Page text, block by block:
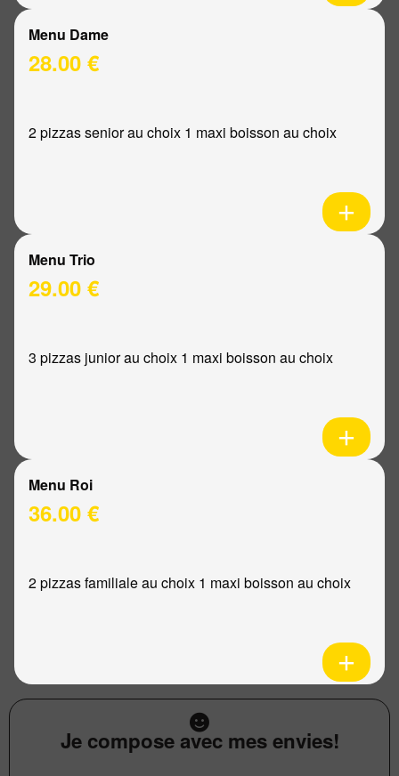
Menu Dame
28.00 €
2 pizzas senior au choix 1 maxi boisson au choix
Menu Trio
29.00 €
3 pizzas junior au choix 1 maxi boisson au choix
Menu Roi
36.00 €
2 pizzas familiale au choix 1 maxi boisson au choix
Je compose avec mes envies!